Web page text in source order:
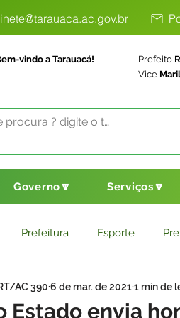
vindo a Tarauacá! Prefeito
Vice
Governo🔽 Serviços🔽
Prefeitura Esporte
Saneamento Básico
Estado envia
AC 390 6 de mar. de 20211 min de